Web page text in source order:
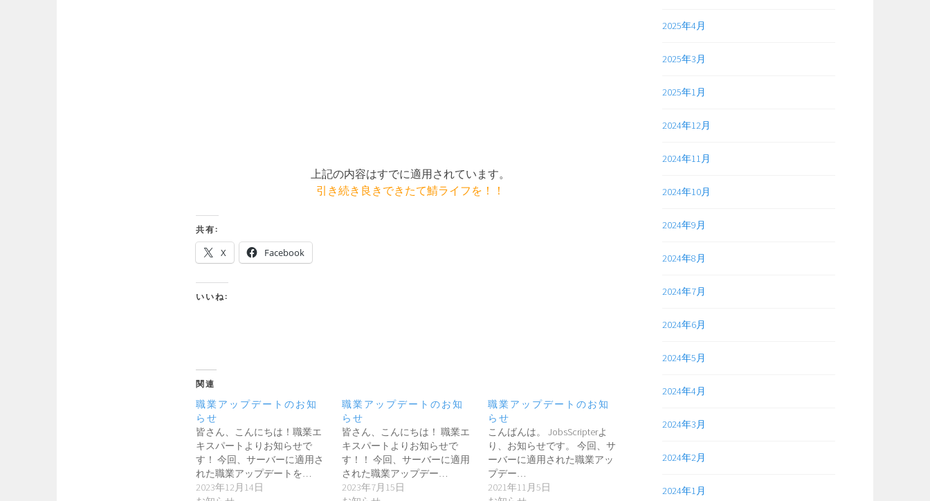
上記の内容はすでに適用されています。
引き続き良きできたて鯖ライフを！！
共有:
X Facebook
いいね:
関連
職業アップデートのお知
らせ
皆さん、こんにちは！職業エ
キスパートよりお知らせで
す！ 今回、サーバーに適用さ
れた職業アップデートを…
2023年12月14日
職業アップデートのお知
らせ
皆さん、こんにちは！ 職業エ
キスパートよりお知らせで
す！！ 今回、サーバーに適用
された職業アップデー…
2023年7月15日
職業アップデートのお知
らせ
こんばんは。 JobsScripterよ
り、お知らせです。 今回、サ
ーバーに適用された職業アッ
プデー…
2021年11月5日
2025年4月
2025年3月
2025年1月
2024年12月
2024年11月
2024年10月
2024年9月
2024年8月
2024年7月
2024年6月
2024年5月
2024年4月
2024年3月
2024年2月
2024年1月